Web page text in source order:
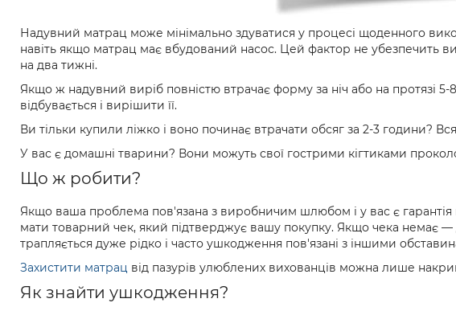
Надувний матрац може мінімально здуватися у процесі щоденного
навіть якщо матрац має вбудований насос. Цей фактор не убезпечить
на два тижні.
Якщо ж надувний виріб повністю втрачає форму за ніч або на протязі
відбувається і вирішити її.
Ви тільки купили ліжко і воно починає втрачати обсяг за 2-3 години?
У вас є домашні тварини? Вони можуть свої гострими кігтиками
Що ж робити?
Якщо ваша проблема пов'язана з виробничим шлюбом і у вас є
мати товарний чек, який підтверджує вашу покупку. Якщо чека немає
трапляється дуже рідко і часто ушкодження пов'язані з іншими
Захистити матрац від пазурів улюблених вихованців можна лише
Як знайти ушкодження?